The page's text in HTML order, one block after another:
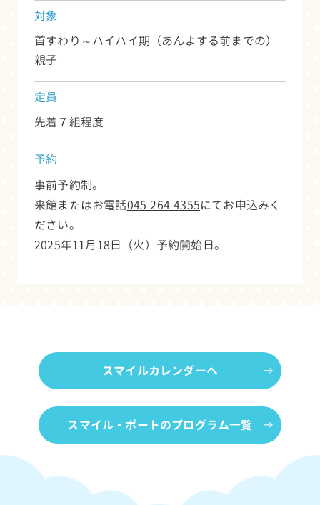
対象
首すわり～ハイハイ期（あんよする前までの）
親子
定員
先着７組程度
予約
事前予約制。
来館またはお電話045-264-4355にてお申込みく
ださい。
2025年11月18日（火）予約開始日。
スマイルカレンダーへ
スマイル・ポートのプログラム一覧